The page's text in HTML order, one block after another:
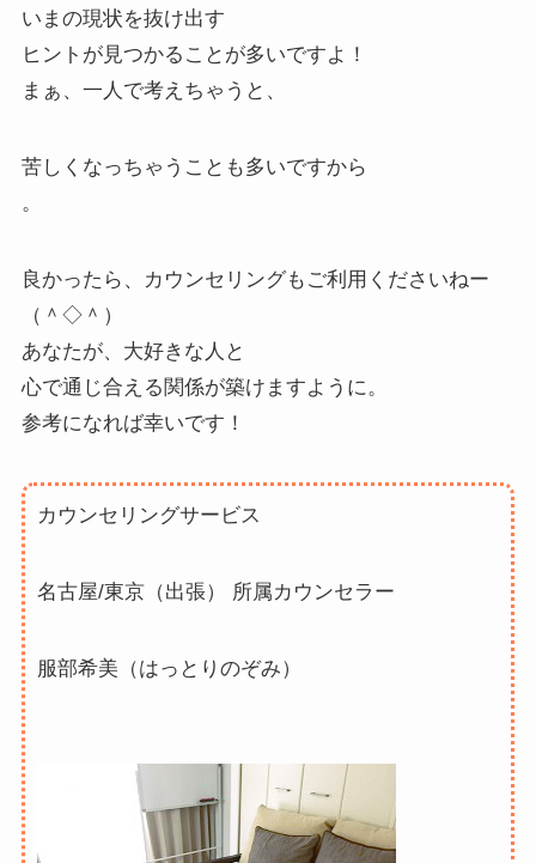
いまの現状を抜け出す
ヒントが見つかることが多いですよ！
まぁ、一人で考えちゃうと、
苦しくなっちゃうことも多いですから
。
良かったら、カウンセリングもご利用くださいねー
（＾◇＾）
あなたが、大好きな人と
心で通じ合える関係が築けますように。
参考になれば幸いです！
カウンセリングサービス
名古屋/東京（出張） 所属カウンセラー
服部希美（はっとりのぞみ）